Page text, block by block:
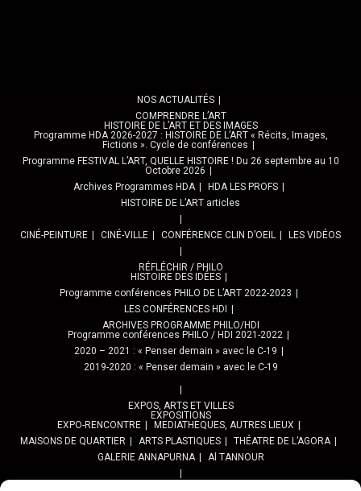
NOS ACTUALITÉS
COMPRENDRE L’ART
HISTOIRE DE L’ART ET DES IMAGES
Programme HDA 2026-2027 : HISTOIRE DE L’ART « Récits, Images,
Fictions ». Cycle de conférences
Programme FESTIVAL L’ART, QUELLE HISTOIRE ! Du 26 septembre au 10
Octobre 2026
Archives Programmes HDA
HDA LES PROFS
HISTOIRE DE L’ART articles
CINÉ-PEINTURE CINÉ-VILLE CONFÉRENCE CLIN D’OEIL LES VIDÉOS
RÉFLÉCHIR / PHILO
HISTOIRE DES IDÉES
Programme conférences PHILO DE L’ART 2022-2023
LES CONFÉRENCES HDI
ARCHIVES PROGRAMME PHILO/HDI
Programme conférences PHILO / HDI 2021-2022
2020 – 2021 : « Penser demain » avec le C-19
2019-2020 : « Penser demain » avec le C-19
EXPOS, ARTS ET VILLES
EXPOSITIONS
EXPO-RENCONTRE
MEDIATHEQUES, AUTRES LIEUX
MAISONS DE QUARTIER
ARTS PLASTIQUES
THÉATRE DE L’AGORA
GALERIE ANNAPURNA
Al TANNOUR